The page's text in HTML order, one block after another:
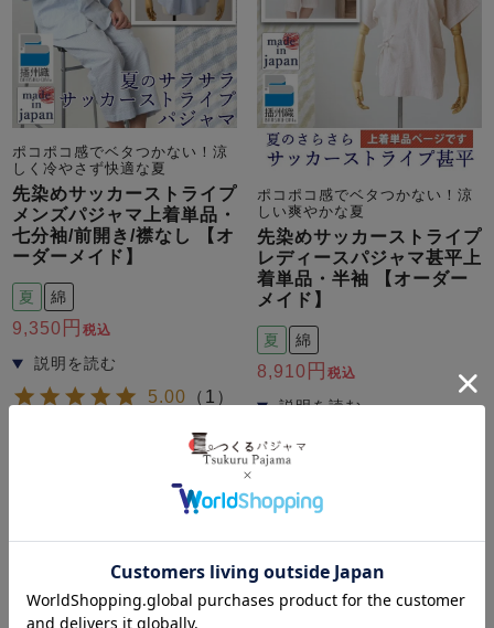
ポコポコ感でベタつかない！涼
しく冷やさず快適な夏
先染めサッカーストライプ
メンズパジャマ上着単品・
七分袖/前開き/襟なし 【オ
ーダーメイド】
夏 綿
9,350 税込
5.00 （ 1 ）
ポコポコ感でベタつかない！涼
しい爽やかな夏
先染めサッカーストライプ
レディースパジャマ甚平上
着単品・半袖 【オーダー
メイド】
夏 綿
8,910 税込
詳細を見る